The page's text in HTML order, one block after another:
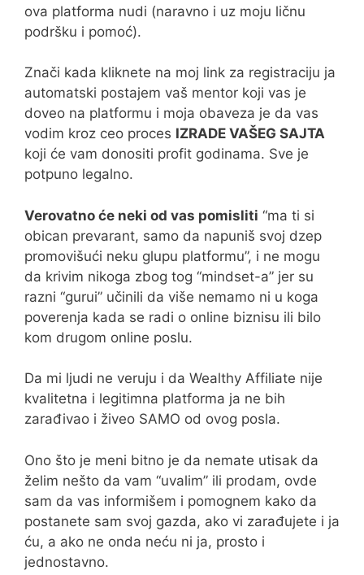
ova platforma nudi (naravno i uz moju ličnu
podršku i pomoć).
Znači kada kliknete na moj link za registraciju ja
automatski postajem vaš mentor koji vas je
doveo na platformu i moja obaveza je da vas
vodim kroz ceo proces IZRADE VAŠEG SAJTA
koji će vam donositi profit godinama. Sve je
potpuno legalno.
Verovatno će neki od vas pomisliti “ma ti si
obican prevarant, samo da napuniš svoj dzep
promovišući neku glupu platformu”, i ne mogu
da krivim nikoga zbog tog “mindset-a” jer su
razni “gurui” učinili da više nemamo ni u koga
poverenja kada se radi o online biznisu ili bilo
kom drugom online poslu.
Da mi ljudi ne veruju i da Wealthy Affiliate nije
kvalitetna i legitimna platforma ja ne bih
zarađivao i živeo SAMO od ovog posla.
Ono što je meni bitno je da nemate utisak da
želim nešto da vam “uvalim” ili prodam, ovde
sam da vas informišem i pomognem kako da
postanete sam svoj gazda, ako vi zarađujete i ja
ću, a ako ne onda neću ni ja, prosto i
jednostavno.